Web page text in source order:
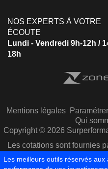
NOS EXPERTS À VOTRE
ÉCOUTE
Lundi - Vendredi 9h-12h /
18h
Mentions légales
Qui
Copyright © 2026
Les cotations sont fournies
Les meilleurs outils réservés